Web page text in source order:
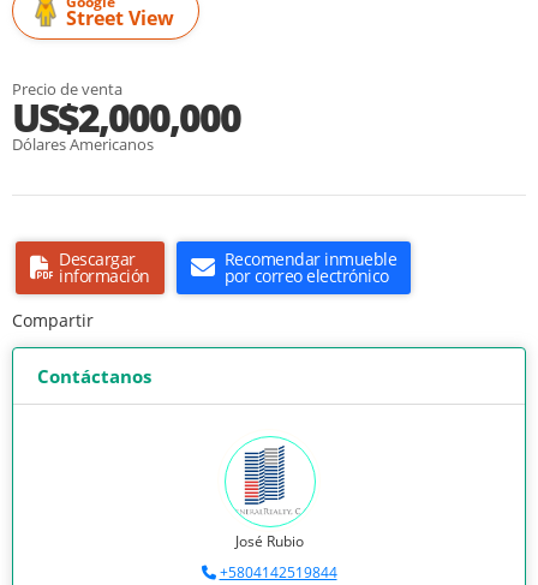
Street View
Precio de venta
US$2,000,000
Dólares Americanos
Descargar
información
Recomendar inmueble
por correo electrónico
Compartir
Contáctanos
José Rubio
+5804142519844